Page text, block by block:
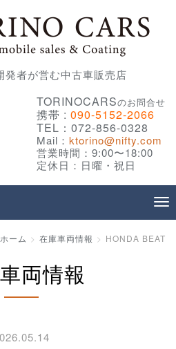
発者が営む中古車販売店
TORINOCARSのお問合せ
携帯 : 090-5152-2066
TEL：072-856-0328
Mail： ktorino@nifty.com
営業時間：9:00〜18:00
定休日：日曜・祝日
ホーム 在庫車両情報 HONDA BEAT
両情報